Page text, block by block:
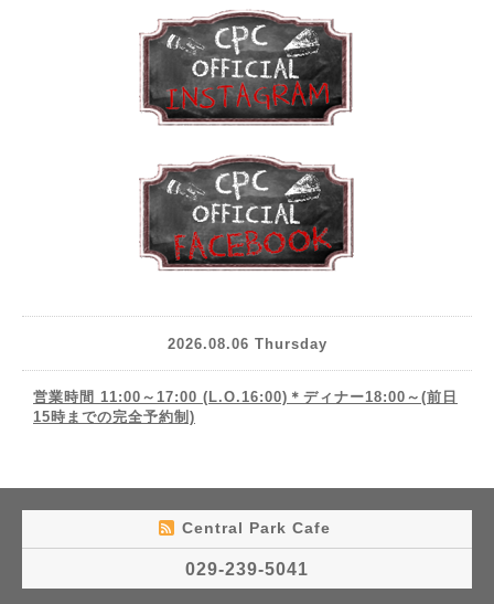
2026.08.06 Thursday
営業時間 11:00～17:00 (L.O.16:00)＊ディナー18:00～(前日
15時までの完全予約制)
Central Park Cafe
029-239-5041